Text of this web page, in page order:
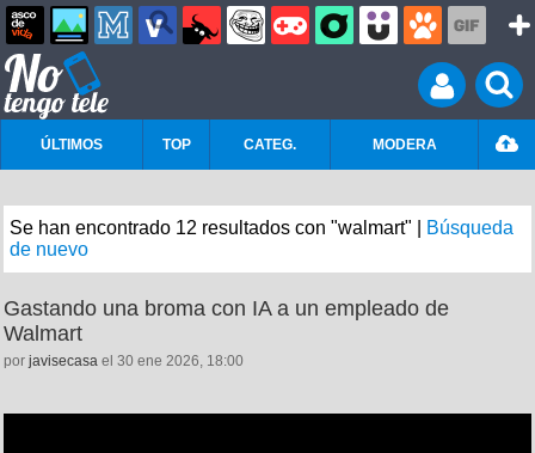
ÚLTIMOS TOP CATEG. MODERA
Se han encontrado 12 resultados con "walmart" |
Búsqueda
de nuevo
Gastando una broma con IA a un empleado de
Walmart
por javisecasa el 30 ene 2026, 18:00